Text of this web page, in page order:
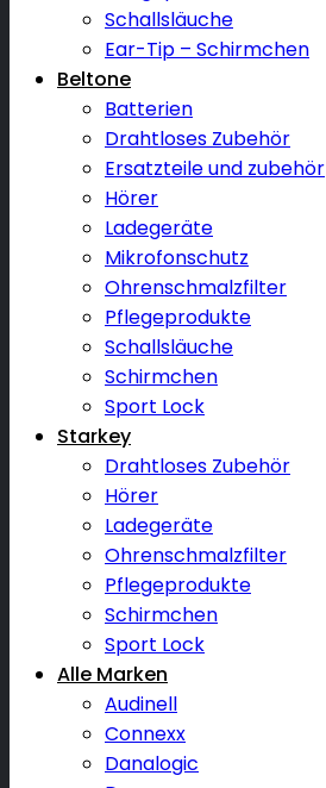
Schallsläuche
Ear-Tip – Schirmchen
Beltone
Batterien
Drahtloses Zubehör
Ersatzteile und zubehör
Hörer
Ladegeräte
Mikrofonschutz
Ohrenschmalzfilter
Pflegeprodukte
Schallsläuche
Schirmchen
Sport Lock
Starkey
Drahtloses Zubehör
Hörer
Ladegeräte
Ohrenschmalzfilter
Pflegeprodukte
Schirmchen
Sport Lock
Alle Marken
Audinell
Connexx
Danalogic